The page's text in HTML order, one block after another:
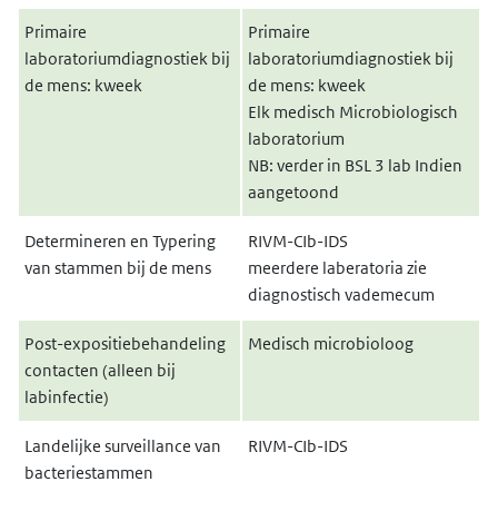
Primaire
laboratoriumdiagnostiek bij
de mens: kweek
Primaire
laboratoriumdiagnostiek bij
de mens: kweek
Elk medisch Microbiologisch
laboratorium
NB: verder in BSL 3 lab Indien
aangetoond
Determineren en Typering
van stammen bij de mens
RIVM-CIb-IDS
meerdere laberatoria zie
diagnostisch vademecum
Post-expositiebehandeling
contacten (alleen bij
labinfectie)
Medisch microbioloog
Landelijke surveillance van
bacteriestammen
RIVM-CIb-IDS